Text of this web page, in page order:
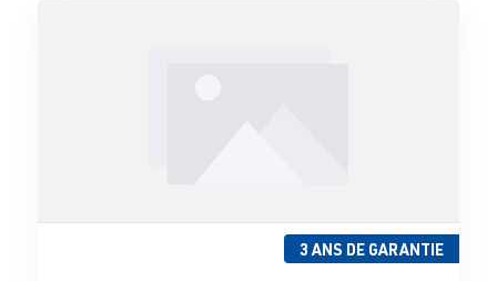
3 ANS DE GARANTIE